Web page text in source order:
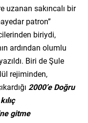
uzanan sakıncalı bir
patron”
biriydi,
ardından olumlu
Biri de Şule
rejiminden,
2000’e Doğru
gitme